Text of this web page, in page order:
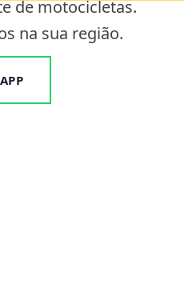
de motocicletas.
na sua região.